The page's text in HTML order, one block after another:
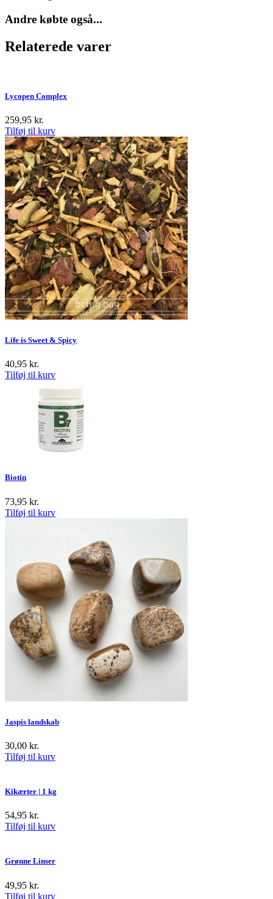
Andre købte også...
Relaterede varer
Lycopen Complex
259,95 kr.
Tilføj til kurv
Life is Sweet & Spicy
40,95 kr.
Tilføj til kurv
Biotin
73,95 kr.
Tilføj til kurv
Jaspis landskab
30,00 kr.
Tilføj til kurv
Kikærter | 1 kg
54,95 kr.
Tilføj til kurv
Grønne Linser
49,95 kr.
Tilføj til kurv